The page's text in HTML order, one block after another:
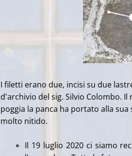
I filetti erano due, incisi su due
d'archivio del sig. Silvio Colombo.
poggia la panca ha portato alla
molto nitido.
Il 19 luglio 2020 ci siamo